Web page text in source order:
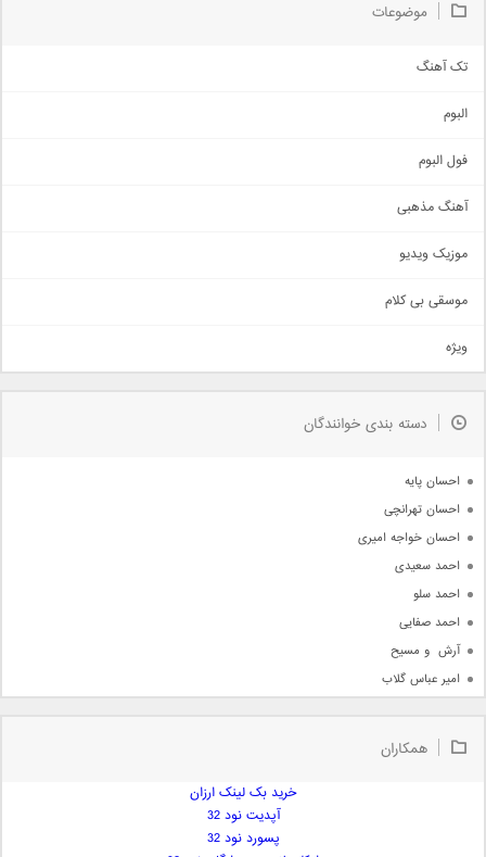
موضوعات
تک آهنگ
اجتماعی
حماسی
سنتی
اهنگ بندرعباسی
دمو
مذهبی
جدیدترین ها
البوم
فول البوم
آهنگ مذهبی
موزیک ویدیو
موسقی بی کلام
ویژه
دسته بندی خوانندگان
احسان پایه
احسان تهرانچی
احسان خواجه امیری
احمد سعیدی
احمد سلو
احمد صفایی
آرش  و مسیح
امیر عباس گلاب
امیر علی
همکاران
خرید بک لینک ارزان
آپدیت نود 32
پسورد نود 32